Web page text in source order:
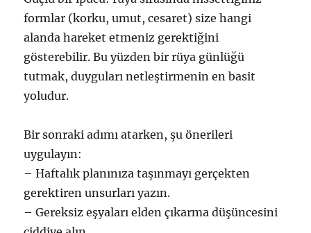
formlar (korku, umut, cesaret) size hangi
alanda hareket etmeniz gerektiğini
gösterebilir. Bu yüzden bir rüya günlüğü
tutmak, duyguları netleştirmenin en basit
yoludur.
Bir sonraki adımı atarken, şu önerileri
uygulayın:
– Haftalık planınıza taşınmayı gerçekten
gerektiren unsurları yazın.
– Gereksiz eşyaları elden çıkarma düşüncesini